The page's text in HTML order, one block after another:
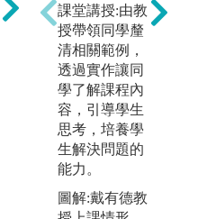
學，學中做，
理論與實務的
結合。
圖解:實作實習
版權:輔大餐旅
系
課堂講授:由教
授帶領同學釐
清相關範例，
透過實作讓同
學了解課程內
容，引導學生
思考，培養學
生解決問題的
能力。
圖解:戴有德教